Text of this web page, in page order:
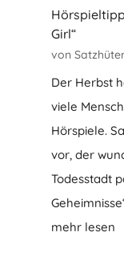
Girl“
von
Der Herbst
viele
Hörspiele.
vor, der
Todesstadt
mehr lesen